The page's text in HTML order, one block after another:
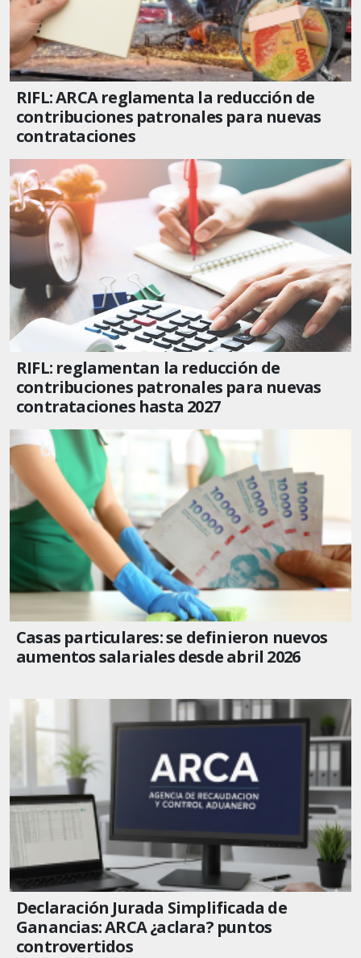
RIFL: ARCA reglamenta la reducción de
contribuciones patronales para nuevas
contrataciones
RIFL: reglamentan la reducción de
contribuciones patronales para nuevas
contrataciones hasta 2027
Casas particulares: se definieron nuevos
aumentos salariales desde abril 2026
Declaración Jurada Simplificada de
Ganancias: ARCA ¿aclara? puntos
controvertidos